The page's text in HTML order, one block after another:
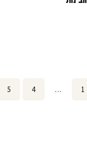
Page
1
…
Page
4
Page
5